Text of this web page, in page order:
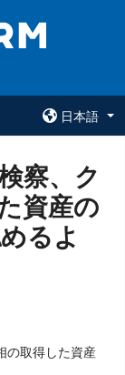
日本語
インフォ
インフォル
察、ク
資産の
るよ